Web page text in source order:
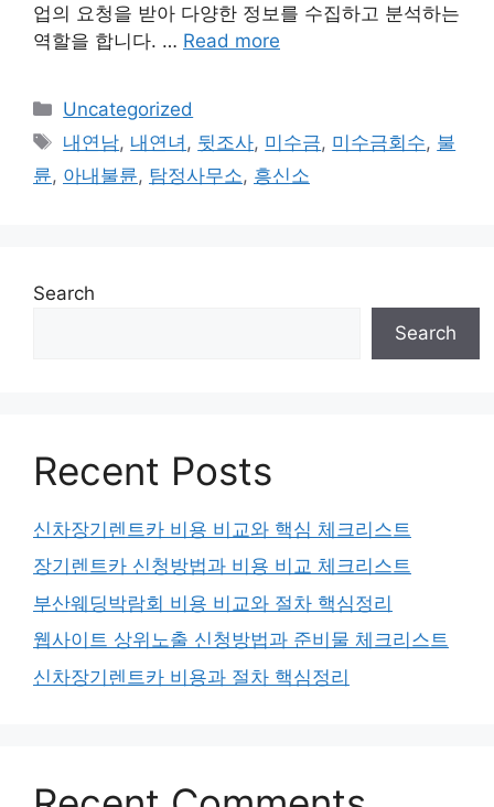
업의 요청을 받아 다양한 정보를 수집하고 분석하는
역할을 합니다. … Read more
Categories
Uncategorized
Tags
내연남, 내연녀 , 뒷조사, 미수금, 미수금회수, 불
륜, 아내불륜, 탐정사무소, 흥신소
Search
Search
Recent Posts
신차장기렌트카 비용 비교와 핵심 체크리스트
장기렌트카 신청방법과 비용 비교 체크리스트
부산웨딩박람회 비용 비교와 절차 핵심정리
웹사이트 상위노출 신청방법과 준비물 체크리스트
신차장기렌트카 비용과 절차 핵심정리